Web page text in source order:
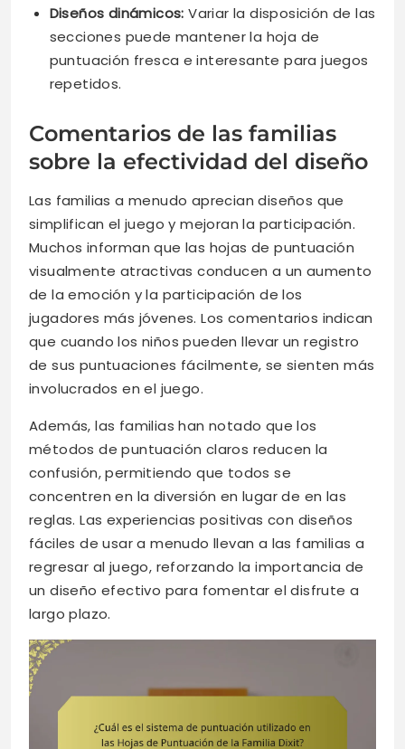
Diseños dinámicos: Variar la disposición de las
secciones puede mantener la hoja de
puntuación fresca e interesante para juegos
repetidos.
Comentarios de las familias
sobre la efectividad del diseño
Las familias a menudo aprecian diseños que
simplifican el juego y mejoran la participación.
Muchos informan que las hojas de puntuación
visualmente atractivas conducen a un aumento
de la emoción y la participación de los
jugadores más jóvenes. Los comentarios indican
que cuando los niños pueden llevar un registro
de sus puntuaciones fácilmente, se sienten más
involucrados en el juego.
Además, las familias han notado que los
métodos de puntuación claros reducen la
confusión, permitiendo que todos se
concentren en la diversión en lugar de en las
reglas. Las experiencias positivas con diseños
fáciles de usar a menudo llevan a las familias a
regresar al juego, reforzando la importancia de
un diseño efectivo para fomentar el disfrute a
largo plazo.